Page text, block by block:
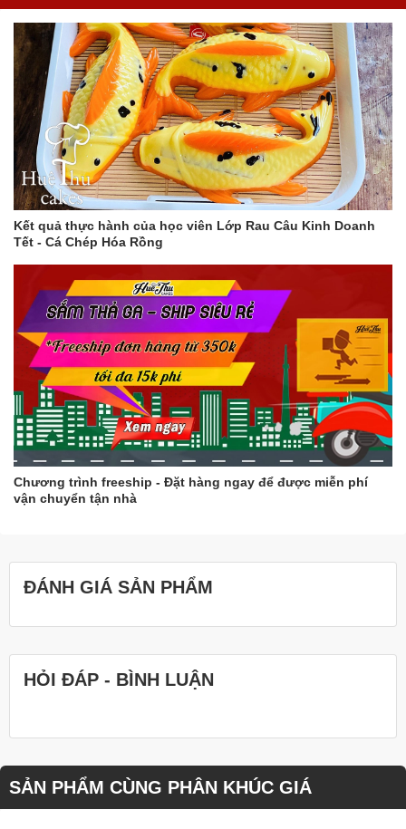
Kết quả thực hành của học viên Lớp Rau Câu Kinh Doanh
Tết - Cá Chép Hóa Rồng
Chương trình freeship - Đặt hàng ngay để được miễn phí
vận chuyển tận nhà
ĐÁNH GIÁ SẢN PHẨM
HỎI ĐÁP - BÌNH LUẬN
SẢN PHẨM CÙNG PHÂN KHÚC GIÁ